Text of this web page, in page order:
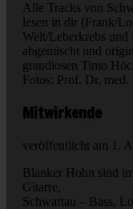
Alle Tracks von
lesen in dir (Frank/
Welt/Leberkrebs
abgemischt und
grandiosen Timo
Fotos: Prof. Dr.
Mitwirkende
veröffentlicht am 1.
Blanker Hohn sind
Gitarre,
Schwartau – Bass,